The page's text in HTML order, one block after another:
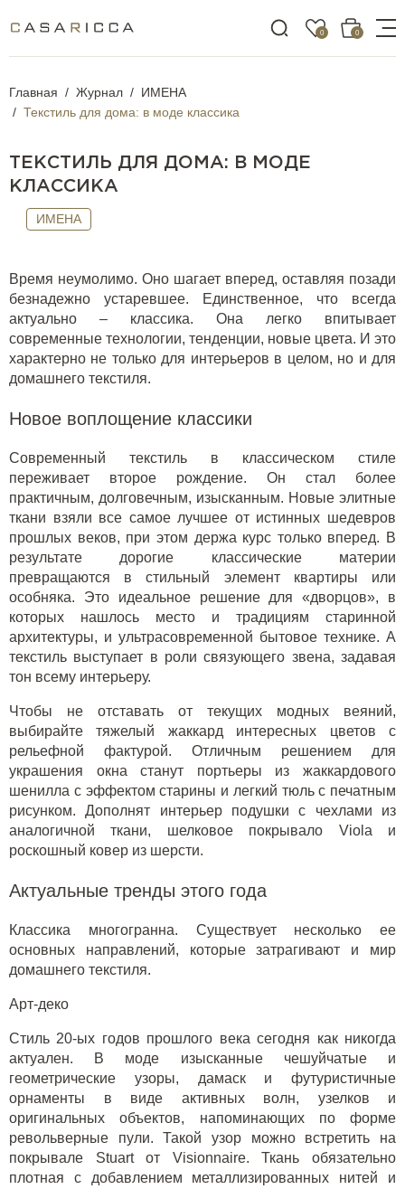
0 0
Главная Журнал
ИМЕНА
Текстиль для дома: в моде классика
ТЕКСТИЛЬ ДЛЯ ДОМА: В МОДЕ
КЛАССИКА
ИМЕНА
Время неумолимо. Оно шагает вперед, оставляя позади
безнадежно устаревшее. Единственное, что всегда
актуально – классика. Она легко впитывает
современные технологии, тенденции, новые цвета. И это
характерно не только для интерьеров в целом, но и для
домашнего текстиля.
Новое воплощение классики
Современный текстиль в классическом стиле
переживает второе рождение. Он стал более
практичным, долговечным, изысканным. Новые элитные
ткани взяли все самое лучшее от истинных шедевров
прошлых веков, при этом держа курс только вперед. В
результате дорогие классические материи
превращаются в стильный элемент квартиры или
особняка. Это идеальное решение для «дворцов», в
которых нашлось место и традициям старинной
архитектуры, и ультрасовременной бытовое технике. А
текстиль выступает в роли связующего звена, задавая
тон всему интерьеру.
Чтобы не отставать от текущих модных веяний,
выбирайте тяжелый жаккард интересных цветов с
рельефной фактурой. Отличным решением для
украшения окна станут портьеры из жаккардового
шенилла с эффектом старины и легкий тюль с печатным
рисунком. Дополнят интерьер подушки с чехлами из
аналогичной ткани, шелковое покрывало Viola и
роскошный ковер из шерсти.
Актуальные тренды этого года
Классика многогранна. Существует несколько ее
основных направлений, которые затрагивают и мир
домашнего текстиля.
Арт-деко
Стиль 20-ых годов прошлого века сегодня как никогда
актуален. В моде изысканные чешуйчатые и
геометрические узоры, дамаск и футуристичные
орнаменты в виде активных волн, узелков и
оригинальных объектов, напоминающих по форме
револьверные пули. Такой узор можно встретить на
покрывале Stuart от Visionnaire. Ткань обязательно
плотная с добавлением металлизированных нитей и